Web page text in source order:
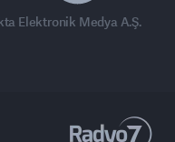
Elektronik Medya A.Ş.
Haber7